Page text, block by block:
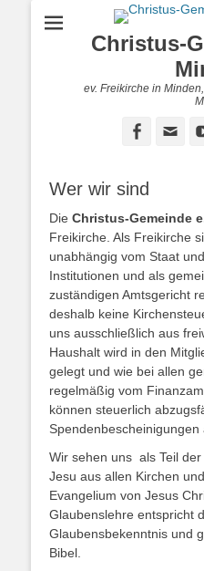
Christus-
ev. Freikirche in
Wer wir sind
Die Christus-Gemeinde
Freikirche. Als Freikirche
unabhängig vom Staat
Institutionen und als
zuständigen Amtsgericht
deshalb keine
uns ausschließlich aus
Haushalt wird in den
gelegt und wie bei allen
regelmäßig vom
können steuerlich
Spendenbescheinigungen
Wir sehen uns als Teil
Jesu aus allen Kirchen
Evangelium von Jesus
Glaubenslehre entspricht
Glaubensbekenntnis und
Bibel.